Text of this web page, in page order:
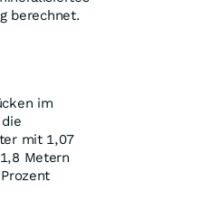
berechnet.
im
mit 1,07
Metern